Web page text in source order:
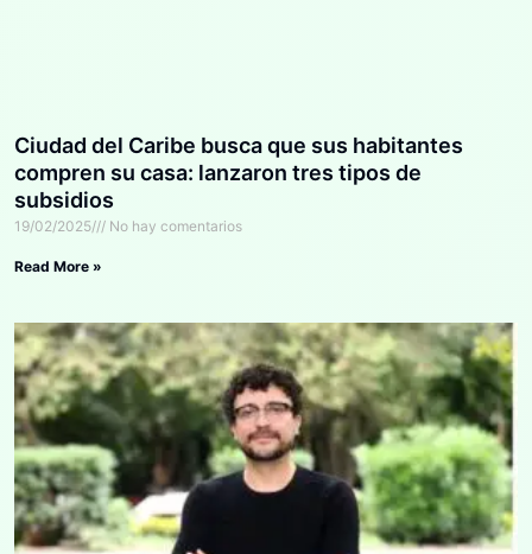
Ciudad del Caribe busca que sus habitantes
compren su casa: lanzaron tres tipos de
subsidios
19/02/2025 No hay comentarios
Read More »